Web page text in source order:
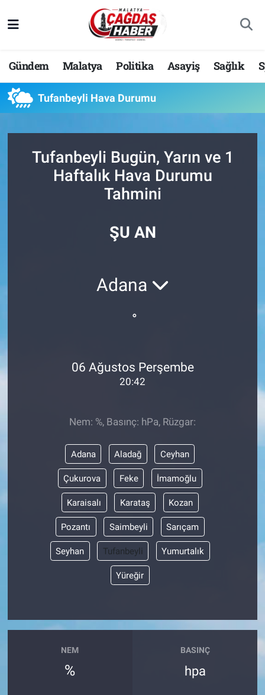
Gündem Malatya Politika Asayiş Sağlık
Tufanbeyli Hava Durumu
Tufanbeyli Bugün, Yarın ve 1
Haftalık Hava Durumu
Tahmini
ŞU AN
Adana
°
06 Ağustos Perşembe
20:42
Nem: %, Basınç: hPa, Rüzgar:
Adana Aladağ Ceyhan
Çukurova Feke İmamoğlu
Karaisalı Karataş Kozan
Pozantı Saimbeyli Sarıçam
Seyhan Tufanbeyli Yumurtalık
Yüreğir
NEM
%
BASINÇ
hpa
Hava Durumu
Malatya Namaz Vakitleri
Trafik Durumu
Süper Lig Puan Durumu ve Fikstür
Son Dakika Haberleri